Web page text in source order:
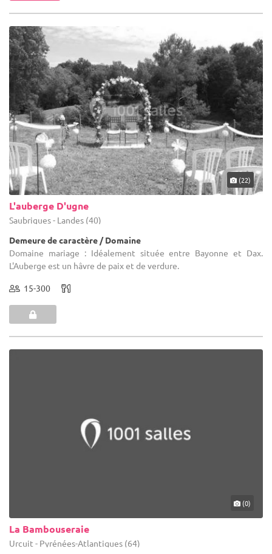
(22)
L'auberge D'ugne
Saubrigues - Landes (40)
Demeure de caractère / Domaine
Domaine mariage : Idéalement située entre Bayonne et Dax.
L'Auberge est un hâvre de paix et de verdure.
15-300
(0)
La Bambouseraie
Urcuit - Pyrénées-Atlantiques (64)